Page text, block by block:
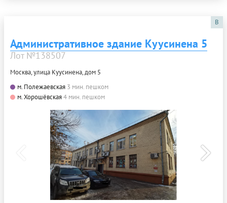
B
Административное здание Куусинена 5
Лот №138507
Москва, улица Куусинена, дом 5
м. Полежаевская 3 мин. пешком
м. Хорошёвская4 мин. пешком